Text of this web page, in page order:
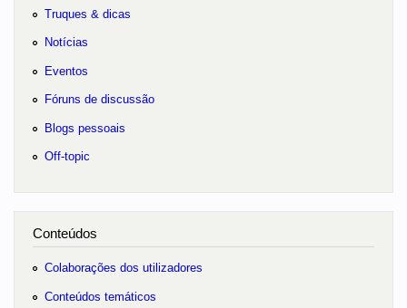
Truques & dicas
Notícias
Eventos
Fóruns de discussão
Blogs pessoais
Off-topic
Conteúdos
Colaborações dos utilizadores
Conteúdos temáticos